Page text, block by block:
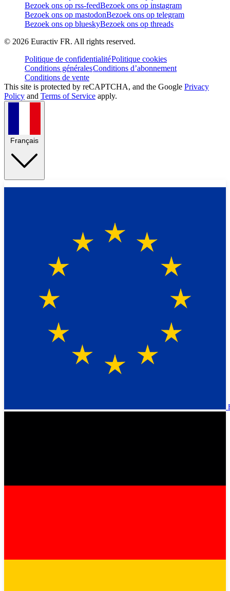
Bezoek ons op rss-feedBezoek ons op instagram
Bezoek ons op mastodonBezoek ons op telegram
Bezoek ons op blueskyBezoek ons op threads
© 2026 Euractiv FR. All rights reserved.
Politique de confidentialitéPolitique cookies
Conditions généralesConditions d’abonnement
Conditions de vente
This site is protected by reCAPTCHA, and the Google Privacy
Policy and Terms of Service apply.
Français